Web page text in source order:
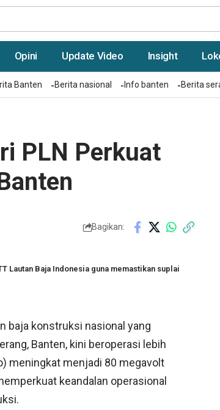
Opini Update Video Insight
Banten Berita nasional Info banten Berita
PLN Perkuat
Bagikan:
Lautan Baja Indonesia guna memastikan suplai
baja konstruksi nasional yang
Banten, kini beroperasi lebih
meningkat menjadi 80 megavolt
keandalan operasional